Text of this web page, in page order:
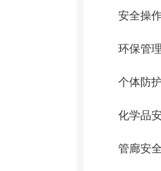
安全操
环保管理
个体防
化学品
管廊安全